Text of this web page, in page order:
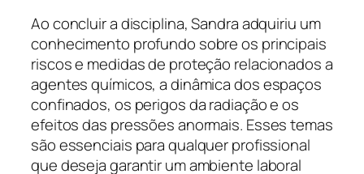
Ao concluir a disciplina, Sandra adquiriu um
conhecimento profundo sobre os principais
riscos e medidas de proteção relacionados a
agentes químicos, a dinâmica dos espaços
confinados, os perigos da radiação e os
efeitos das pressões anormais. Esses temas
são essenciais para qualquer profissional
que deseja garantir um ambiente laboral